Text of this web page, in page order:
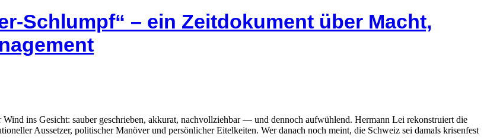
Schlumpf“ – ein Zeitdokument über Macht,
ins Gesicht: sauber geschrieben, akkurat, nachvollziehbar — und dennoch aufwühlend. Hermann Lei rekonstruiert die
Aussetzer, politischer Manöver und persönlicher Eitelkeiten. Wer danach noch meint, die Schweiz sei damals krisenfest